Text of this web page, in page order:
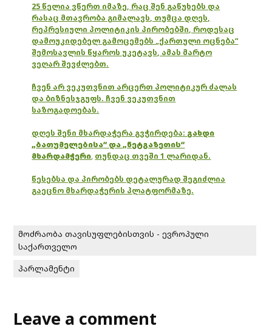
25 წელია ვწერთ იმაზე, რაც შენ გაწუხებს და
რასაც მთავრობა გიმალავს, თუმცა დღეს,
რეპრესიული პოლიტიკის პირობებში, როდესაც
დამოუკიდებელ გამოცემებს „ქართული ოცნება“
შემოსავლის წყაროს უკეტავს, ამას მარტო
ვეღარ შევძლებთ.
ჩვენ არ ვეკუთვნით არცერთ პოლიტიკურ ძალას
და ბიზნესჯგუფს. ჩვენ ვეკუთვნით
საზოგადოებას.
დღეს შენი მხარდაჭერა გვჭირდება: გახდი
„ბათუმელებისა“ და „ნეტგაზეთის“
მხარდამჭერი, თუნდაც თვეში 1 ლარიდან.
წესებსა და პირობებს დეტალურად შეგიძლია
გაეცნო მხარდაჭერის პლატფორმაზე.
მოძრაობა თავისუფლებისთვის - ევროპული
საქართველო
პარლამენტი
Leave a comment